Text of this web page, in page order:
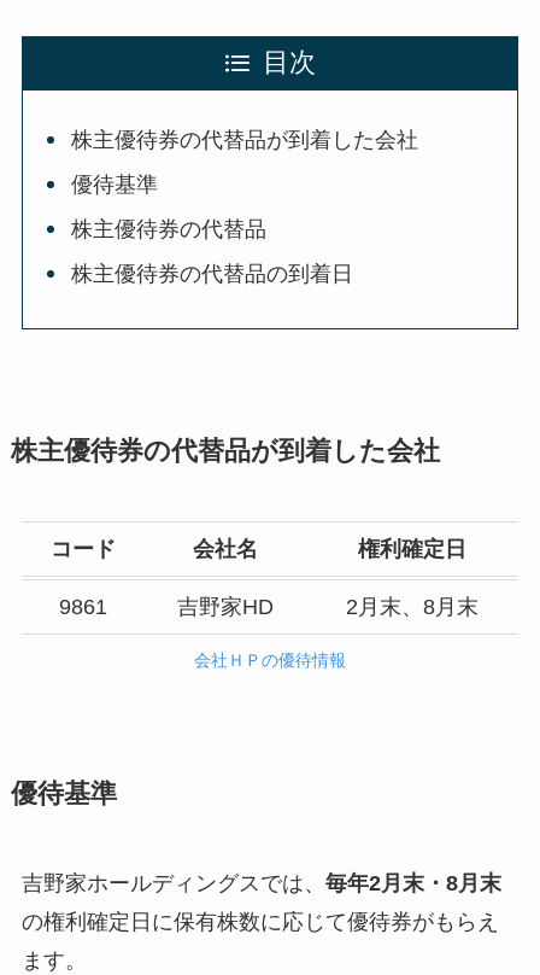
目次
株主優待券の代替品が到着した会社
優待基準
株主優待券の代替品
株主優待券の代替品の到着日
株主優待券の代替品が到着した会社
コード 会社名 権利確定日
9861 吉野家HD 2月末、8月末
会社ＨＰの優待情報
優待基準
吉野家ホールディングスでは、 毎年2月末・8月末
の権利確定日に保有株数に応じて優待券がもらえ
ます。